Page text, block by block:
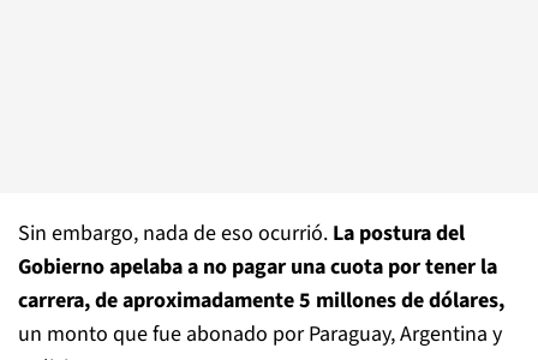
Sin embargo, nada de eso ocurrió. La postura del
Gobierno apelaba a no pagar una cuota por tener la
carrera, de aproximadamente 5 millones de dólares,
un monto que fue abonado por Paraguay, Argentina y